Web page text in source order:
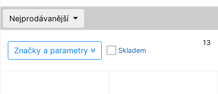
Nejprodávanější
13
Značky a parametry Skladem